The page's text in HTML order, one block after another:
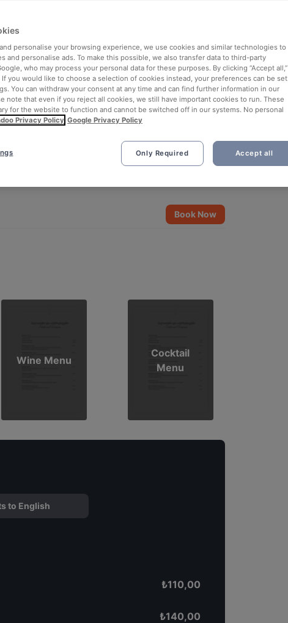
Book Now
Wine Menu
Cocktail
Menu
to English
₺110,00
₺140,00
personalise your browsing experience, we use cookies and similar technologies to
and personalise ads. To make this possible, we also transfer data to third-party
who may process your personal data for these purposes. By clicking “Accept all,”
you would like to choose a selection of cookies instead, your preferences can be set
You can withdraw your consent at any time and can find further information in our
note that even if you reject all cookies, we still have important cookies to run. These
for the website to function and cannot be switched off in our systems. No personal
Privacy Policy Google Privacy Policy
Only Required Accept all